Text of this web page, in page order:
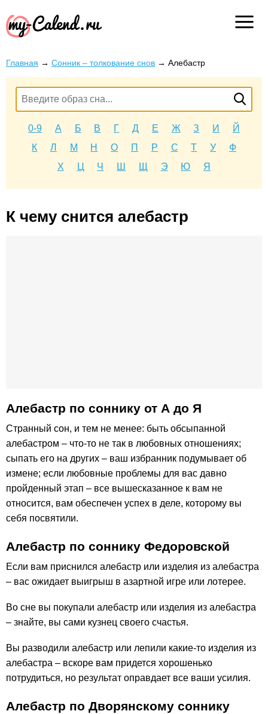
Главная → Сонник – толкование снов → Алебастр
0-9 А Б В Г Д Е Ж З И
Й
К
Л М Н О П Р С Т У
Ф
Х
Ц Ч Ш Щ Э Ю Я
К чему снится алебастр
Алебастр по соннику от А до Я
Странный сон, и тем не менее: быть обсыпанной
алебастром – что-то не так в любовных отношениях;
сыпать его на других – ваш избранник подумывает об
измене; если любовные проблемы для вас давно
пройденный этап – все вышесказанное к вам не
относится, вам обеспечен успех в деле, которому вы
себя посвятили.
Алебастр по соннику Федоровской
Если вам приснился алебастр или изделия из алебастра
– вас ожидает выигрыш в азартной игре или лотерее.
Во сне вы покупали алебастр или изделия из алебастра
– знайте, вы сами кузнец своего счастья.
Вы разводили алебастр или лепили какие-то изделия из
алебастра – вскоре вам придется хорошенько
потрудиться, но результат оправдает все ваши усилия.
Алебастр по Дворянскому соннику